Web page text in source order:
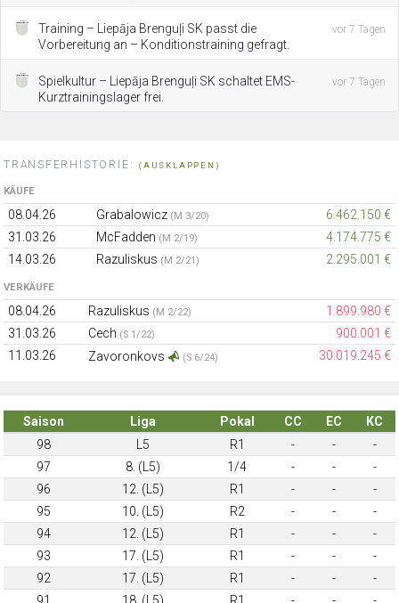
Training – Liepāja Brenguļi SK passt die
Vorbereitung an – Konditionstraining gefragt.
vor 7 Tagen
Spielkultur – Liepāja Brenguļi SK schaltet EMS-
Kurztrainingslager frei.
vor 7 Tagen
TRANSFERHISTORIE: (AUSKLAPPEN)
KÄUFE
08.04.26 Grabalowicz (M 3/20)
6.462.150 €
31.03.26
McFadden (M 2/19)
4.174.775 €
14.03.26
Razuliskus (M 2/21) 2.295.001 €
VERKÄUFE
08.04.26 Razuliskus (M 2/22)
1.899.980 €
31.03.26
Cech (S 1/22)
900.001 €
11.03.26
Zavoronkovs (S 6/24) 30.019.245 €
Saison Liga Pokal CC EC
KC
98
L5 R1 - -
-
97
8. (L5) 1/4 - -
-
96
12. (L5) R1 - -
-
95
10. (L5) R2 - -
-
94
12. (L5) R1 - -
-
93
17. (L5) R1 - -
-
92
17. (L5) R1 - -
-